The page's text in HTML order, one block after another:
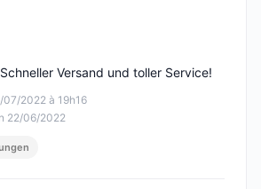
5
2022 à 19h16
22/06/2022
Versand und toller Service!